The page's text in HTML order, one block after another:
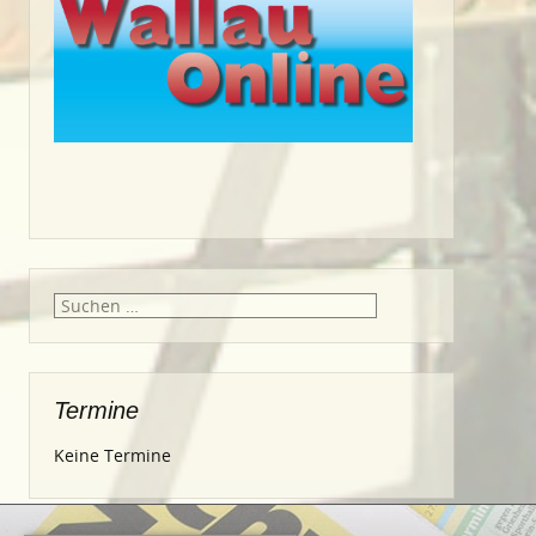
Suche
Termine
Keine Termine